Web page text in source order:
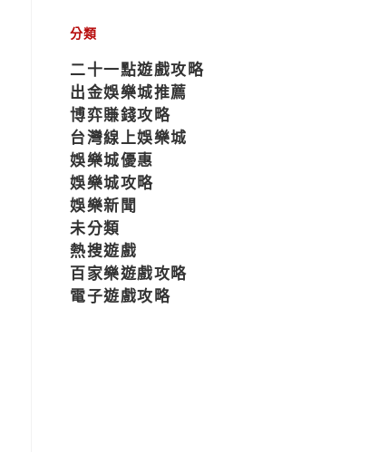
分類
二十一點遊戲攻略
出金娛樂城推薦
博弈賺錢攻略
台灣線上娛樂城
娛樂城優惠
娛樂城攻略
娛樂新聞
未分類
熱搜遊戲
百家樂遊戲攻略
電子遊戲攻略